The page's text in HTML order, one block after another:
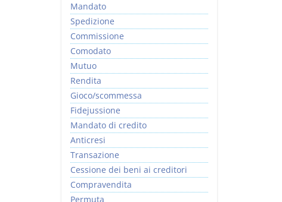
Mandato
Spedizione
Commissione
Comodato
Mutuo
Rendita
Gioco/scommessa
Fidejussione
Mandato di credito
Anticresi
Transazione
Cessione dei beni ai creditori
Compravendita
Permuta